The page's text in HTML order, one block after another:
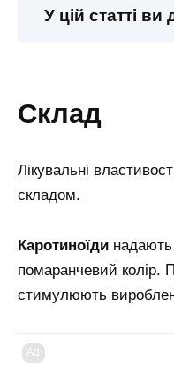
У цій статті ви
склад
Лікувальні
складом.
Каротиноїди
помаранчевий колір.
стимулюють
Ad